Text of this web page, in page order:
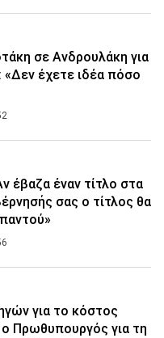
σε Ανδρουλάκη για
«Δεν έχετε ιδέα πόσο
έβαζα έναν τίτλο στα
σας ο τίτλος θα
για το κόστος
Πρωθυπουργός για τη